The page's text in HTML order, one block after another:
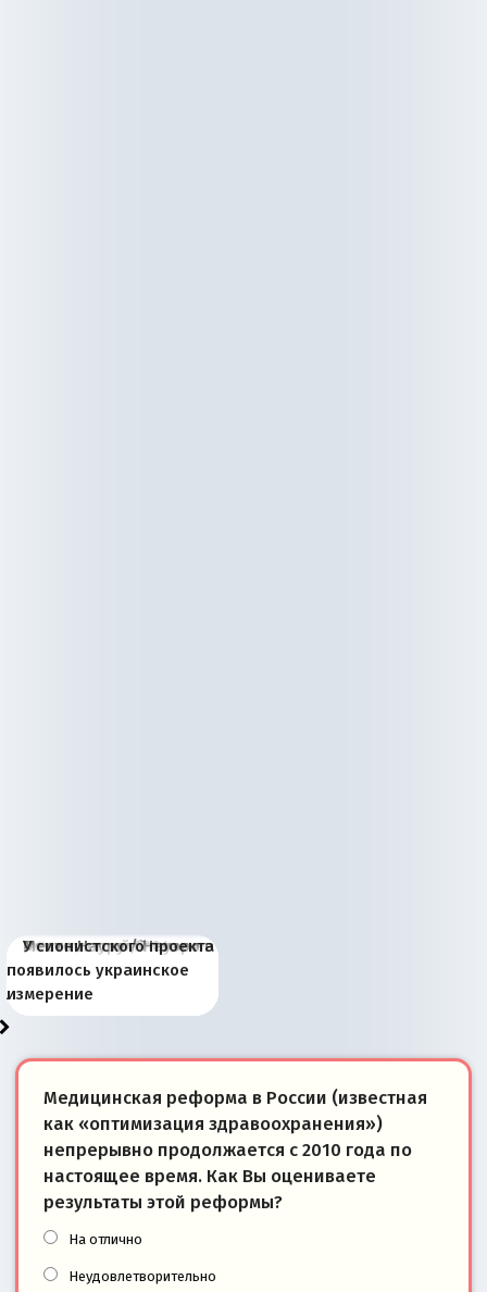
Киевская марионетка
Запада рассказала о
«переобувании» хозяев
В России назрели
перемены: 15 шагов к
суверенной экономике
Миграционный пожар
Европы
Россия начинает
сбрасывать балласт
Анкориджа
Россия зимой 1904
года: первые уступки во
внутренней политике
Русская нация вчера и
сегодня
Почему правый крах в
Варшаве не поможет её
отношениям с Россией?
Место Науру / Науэро в
современной истории
Южной Осетии
У сионистского проекта
появилось украинское
измерение
Медицинская реформа в России (известная
как «оптимизация здравоохранения»)
непрерывно продолжается с 2010 года по
настоящее время. Как Вы оцениваете
результаты этой реформы?
На отлично
Неудовлетворительно